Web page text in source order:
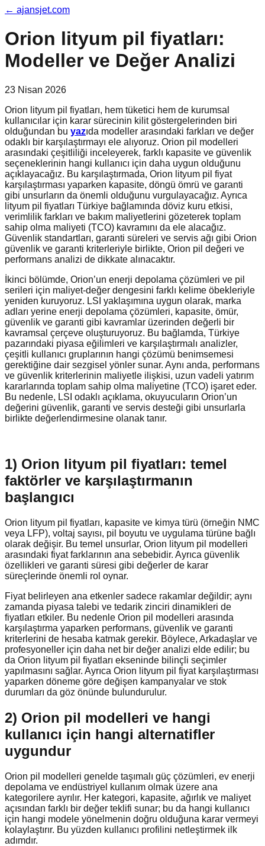
← ajansjet.com
Orion lityum pil fiyatları:
Modeller ve Değer Analizi
23 Nisan 2026
Orion lityum pil fiyatları, hem tüketici hem de kurumsal
kullanıcılar için karar sürecinin kilit göstergelerinden biri
olduğundan bu yazıda modeller arasındaki farkları ve değer
odaklı bir karşılaştırmayı ele alıyoruz. Orion pil modelleri
arasındaki çeşitliliği inceleyerek, farklı kapasite ve güvenlik
seçeneklerinin hangi kullanıcı için daha uygun olduğunu
açıklayacağız. Bu karşılaştırmada, Orion lityum pil fiyat
karşılaştırması yaparken kapasite, döngü ömrü ve garanti
gibi unsurların da önemli olduğunu vurgulayacağız. Ayrıca
lityum pil fiyatları Türkiye bağlamında döviz kuru etkisi,
verimlilik farkları ve bakım maliyetlerini gözeterek toplam
sahip olma maliyeti (TCO) kavramını da ele alacağız.
Güvenlik standartları, garanti süreleri ve servis ağı gibi Orion
güvenlik ve garanti kriterleriyle birlikte, Orion pil değeri ve
performans analizi de dikkate alınacaktır.
İkinci bölümde, Orion’un enerji depolama çözümleri ve pil
serileri için maliyet-değer dengesini farklı kelime öbekleriyle
yeniden kuruyoruz. LSI yaklaşımına uygun olarak, marka
adları yerine enerji depolama çözümleri, kapasite, ömür,
güvenlik ve garanti gibi kavramlar üzerinden değerli bir
kavramsal çerçeve oluşturuyoruz. Bu bağlamda, Türkiye
pazarındaki piyasa eğilimleri ve karşılaştırmalı analizler,
çeşitli kullanıcı gruplarının hangi çözümü benimsemesi
gerektiğine dair sezgisel yönler sunar. Aynı anda, performans
ve güvenlik kriterlerinin maliyetle ilişkisi, uzun vadeli yatırım
kararlarında toplam sahip olma maliyetine (TCO) işaret eder.
Bu nedenle, LSI odaklı açıklama, okuyucuların Orion’un
değerini güvenlik, garanti ve servis desteği gibi unsurlarla
birlikte değerlendirmesine olanak tanır.
1) Orion lityum pil fiyatları: temel
faktörler ve karşılaştırmanın
başlangıcı
Orion lityum pil fiyatları, kapasite ve kimya türü (örneğin NMC
veya LFP), voltaj sayısı, pil boyutu ve uygulama türüne bağlı
olarak değişir. Bu temel unsurlar, Orion lityum pil modelleri
arasındaki fiyat farklarının ana sebebidir. Ayrıca güvenlik
özellikleri ve garanti süresi gibi değerler de karar
süreçlerinde önemli rol oynar.
Fiyat belirleyen ana etkenler sadece rakamlar değildir; aynı
zamanda piyasa talebi ve tedarik zinciri dinamikleri de
fiyatları etkiler. Bu nedenle Orion pil modelleri arasında
karşılaştırma yaparken performans, güvenlik ve garanti
kriterlerini de hesaba katmak gerekir. Böylece, Arkadaşlar ve
profesyoneller için daha net bir değer analizi elde edilir; bu
da Orion lityum pil fiyatları ekseninde bilinçli seçimler
yapılmasını sağlar. Ayrıca Orion lityum pil fiyat karşılaştırması
yaparken döneme göre değişen kampanyalar ve stok
durumları da göz önünde bulundurulur.
2) Orion pil modelleri ve hangi
kullanıcı için hangi alternatifler
uygundur
Orion pil modelleri genelde taşımalı güç çözümleri, ev enerji
depolama ve endüstriyel kullanım olmak üzere ana
kategorilere ayrılır. Her kategori, kapasite, ağırlık ve maliyet
açısından farklı bir değer teklifi sunar; bu da hangi kullanıcı
için hangi modele yönelmenin doğru olduğuna karar vermeyi
kolaylaştırır. Bu yüzden kullanıcı profilini netleştirmek ilk
adımdır.